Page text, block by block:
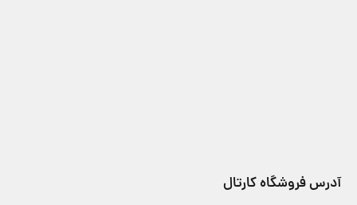
آدرس فروشگاه کارتال